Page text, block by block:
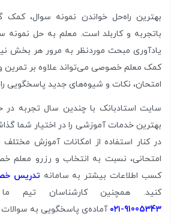
بهترین راه‌حل خواندن نمونه سوال،
باتجربه و کاربلد است. معلم به حل نمونه
یادآوری مبحث موردنظر به مرور هر بخش
کمک معلم خصوصی می‌تواند علاوه بر تمرین
امتحان، نکات و شیوه‌های جدید پاسخگویی را
سایت استادبانک با چندین سال تجربه
بهترین خدمات آموزشی را در اختیار شما
در کنار استفاده از امکانات آموزش مختلف
امتحانی، نسبت به انتخاب و رزرو معلم
کسب اطلاعات بیشتر به سامانه تدریس
کنید. همچنین کارشناسان تیم
91005343-۰۲۱ آماده‌ی پاسخگویی به